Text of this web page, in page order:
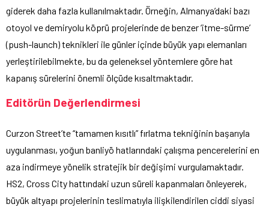
giderek daha fazla kullanılmaktadır. Örneğin, Almanya’daki bazı
otoyol ve demiryolu köprü projelerinde de benzer ‘itme-sürme’
(push-launch) teknikleri ile günler içinde büyük yapı elemanları
yerleştirilebilmekte, bu da geleneksel yöntemlere göre hat
kapanış sürelerini önemli ölçüde kısaltmaktadır.
Editörün Değerlendirmesi
Curzon Street’te “tamamen kısıtlı” fırlatma tekniğinin başarıyla
uygulanması, yoğun banliyö hatlarındaki çalışma pencerelerini en
aza indirmeye yönelik stratejik bir değişimi vurgulamaktadır.
HS2, Cross City hattındaki uzun süreli kapanmaları önleyerek,
büyük altyapı projelerinin teslimatıyla ilişkilendirilen ciddi siyasi